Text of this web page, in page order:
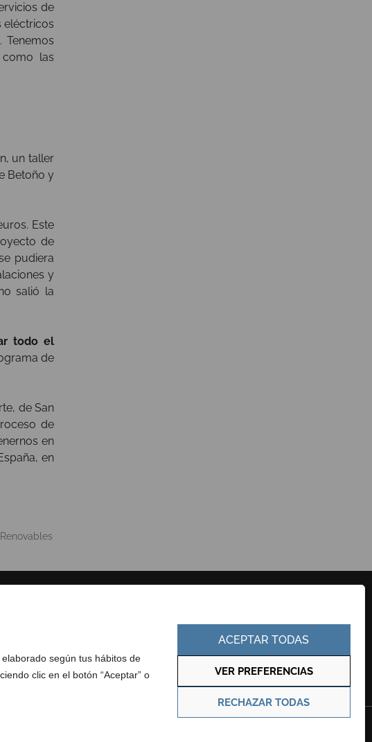
según tus hábitos de
clic en el botón “Aceptar” o
ACEPTAR TODAS
RECHAZAR TODAS
VER PREFERENCIAS
de
eléctricos
Tenemos
las
un taller
Betoño y
Este
de
pudiera
y
salió la
todo el
de
de San
de
en
en